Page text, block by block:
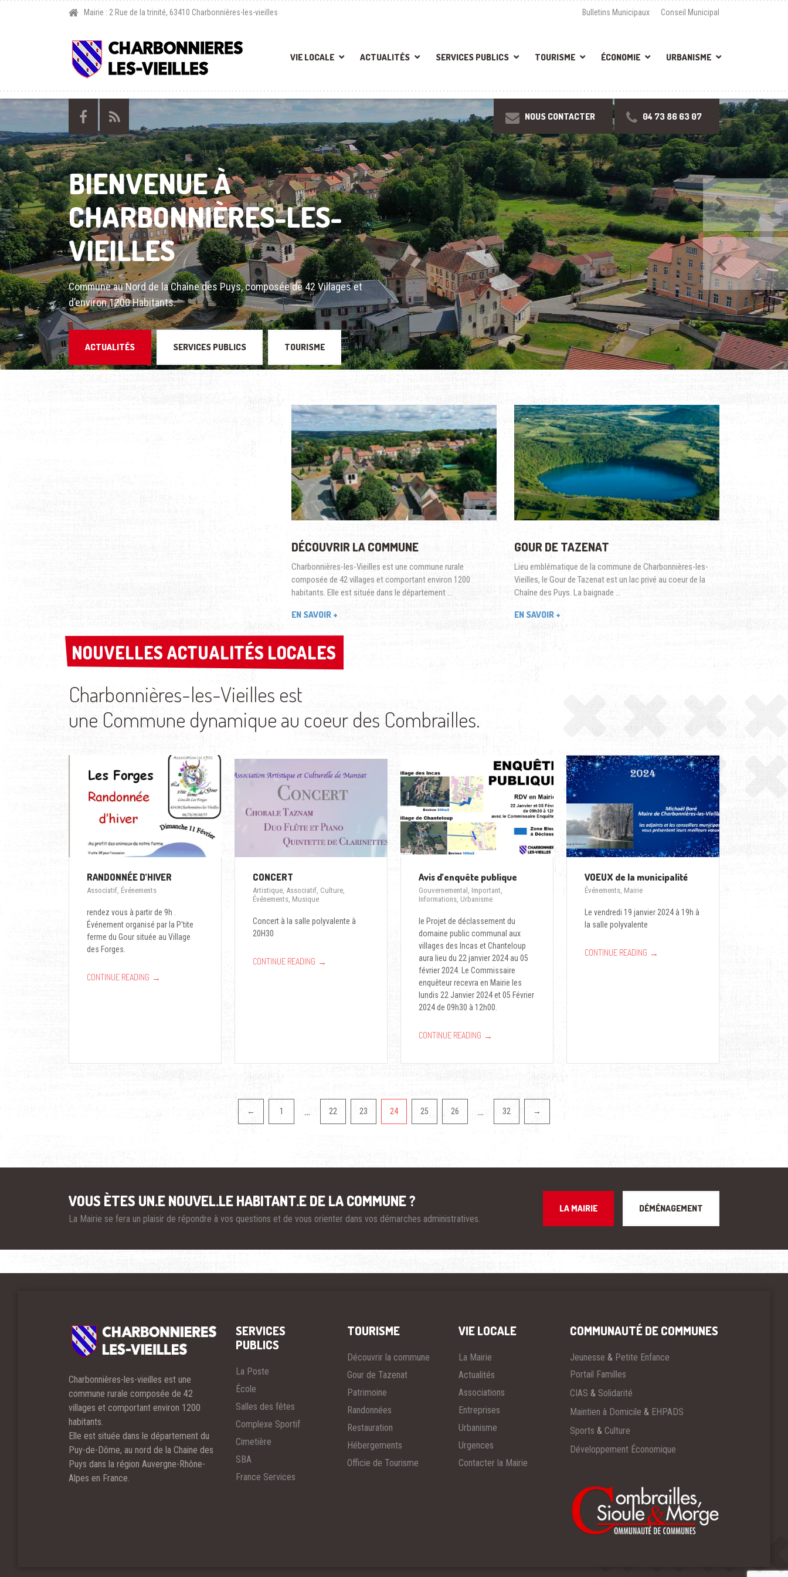
Mairie : 2 Rue de la trinité, 63410 Charbonnières-les-vieilles Bulletins Municipaux Conseil Municipal
VIE LOCALE ACTUALITÉS SERVICES PUBLICS TOURISME ÉCONOMIE URBANISME
NOUS CONTACTER 04 73 86 63 07
Précédent
Suivant
BIENVENUE À
CHARBONNIÈRES-LES-
VIEILLES
Commune au Nord de la Chaîne des Puys, composée de 42 Villages et
d’environ 1200 Habitants.
ACTUALITÉS SERVICES PUBLICS TOURISME
DÉCOUVRIR LA COMMUNE
Charbonnières-les-Vieilles est une commune rurale
composée de 42 villages et comportant environ 1200
habitants. Elle est située dans le département …
EN SAVOIR +
GOUR DE TAZENAT
Lieu emblématique de la commune de Charbonnières-les-
Vieilles, le Gour de Tazenat est un lac privé au coeur de la
Chaîne des Puys. La baignade …
EN SAVOIR +
NOUVELLES ACTUALITÉS LOCALES
NOUVELLES ACTUALITÉS LOCALES
Charbonnières-les-Vieilles est
une Commune dynamique au coeur des Combrailles.
RANDONNÉE D’HIVER
Associatif Événements
rendez vous à partir de 9h .
Événement organisé par la P'tite
ferme du Gour située au Village
des Forges.
CONTINUE READING →
CONCERT
Artistique Associatif Culture
Événements Musique
Concert à la salle polyvalente à
20H30
CONTINUE READING →
Avis d’enquête publique
Gouvernemental Important
Informations Urbanisme
le Projet de déclassement du
domaine public communal aux
villages des Incas et Chanteloup
aura lieu du 22 janvier 2024 au 05
février 2024. Le Commissaire
enquêteur recevra en Mairie les
lundis 22 Janvier 2024 et 05 Février
2024 de 09h30 à 12h00.
CONTINUE READING →
VOEUX de la municipalité
Événements Mairie
Le vendredi 19 janvier 2024 à 19h à
la salle polyvalente
CONTINUE READING →
← 1 … 22 23 24 25 26 … 32 →
VOUS ÈTES UN.E NOUVEL.LE HABITANT.E DE LA COMMUNE ?
La Mairie se fera un plaisir de répondre à vos questions et de vous orienter dans vos démarches administratives.
LA MAIRIE DÉMÉNAGEMENT
Charbonnières-les-vieilles est une
commune rurale composée de 42
villages et comportant environ 1200
habitants.
Elle est située dans le département du
Puy-de-Dôme, au nord de la Chaine des
Puys dans la région Auvergne-Rhône-
Alpes en France.
SERVICES
PUBLICS
La Poste
École
Salles des fêtes
Complexe Sportif
Cimetière
SBA
France Services
TOURISME
Découvrir la commune
Gour de Tazenat
Patrimoine
Randonnées
Restauration
Hébergements
Officie de Tourisme
VIE LOCALE
La Mairie
Actualités
Associations
Entreprises
Urbanisme
Urgences
Contacter la Mairie
COMMUNAUTÉ DE COMMUNES
Jeunesse & Petite Enfance
Portail Familles
CIAS & Solidarité
Maintien à Domicile & EHPADS
Sports & Culture
Développement Économique